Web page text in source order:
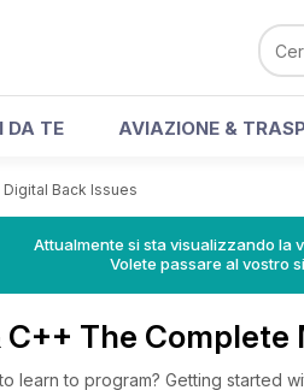
DA TE AVIAZIONE &
Digital Back Issues
Attualmente si sta visualizzando la
Volete passare al vostro
C++ The
learn to program? Getting started